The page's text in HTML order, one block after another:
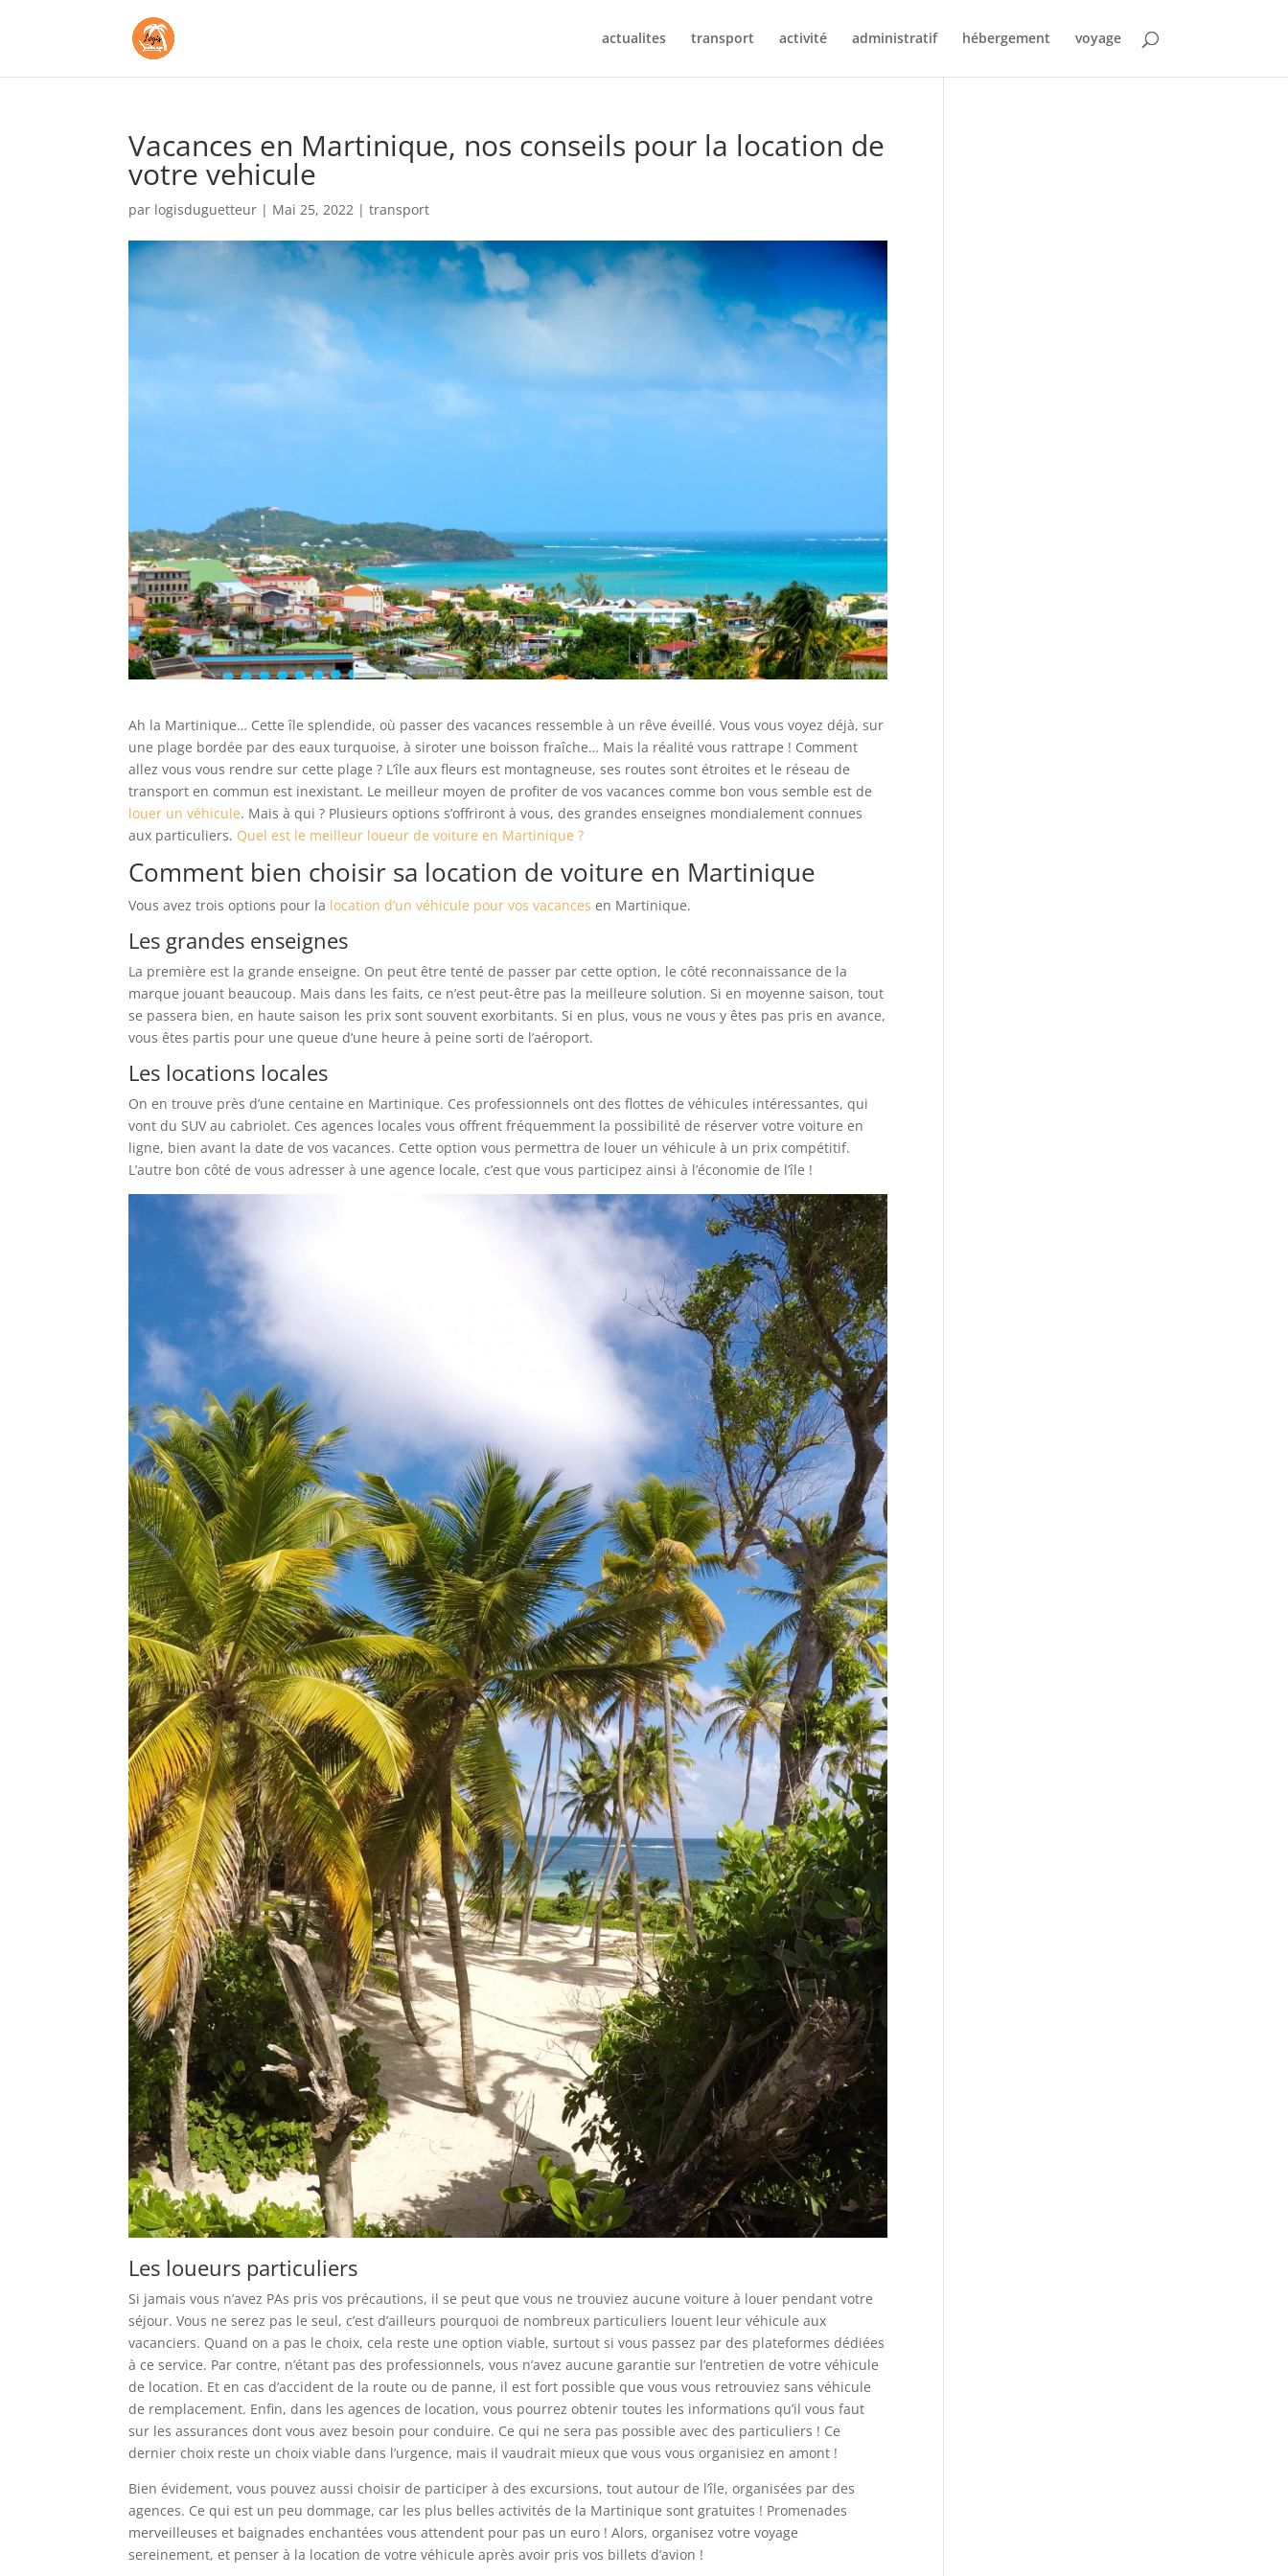
actualites transport activité administratif hébergement voyage
Vacances en Martinique, nos conseils pour la location de
votre vehicule
par logisduguetteur | Mai 25, 2022 |transport
Ah la Martinique… Cette île splendide, où passer des vacances ressemble à un rêve éveillé. Vous vous voyez déjà, sur
une plage bordée par des eaux turquoise, à siroter une boisson fraîche… Mais la réalité vous rattrape ! Comment
allez vous vous rendre sur cette plage ? L’île aux fleurs est montagneuse, ses routes sont étroites et le réseau de
transport en commun est inexistant. Le meilleur moyen de profiter de vos vacances comme bon vous semble est de
louer un véhicule. Mais à qui ? Plusieurs options s’offriront à vous, des grandes enseignes mondialement connues
aux particuliers. Quel est le meilleur loueur de voiture en Martinique ?
Comment bien choisir sa location de voiture en Martinique
Vous avez trois options pour la location d’un véhicule pour vos vacances en Martinique.
Les grandes enseignes
La première est la grande enseigne. On peut être tenté de passer par cette option, le côté reconnaissance de la
marque jouant beaucoup. Mais dans les faits, ce n’est peut-être pas la meilleure solution. Si en moyenne saison, tout
se passera bien, en haute saison les prix sont souvent exorbitants. Si en plus, vous ne vous y êtes pas pris en avance,
vous êtes partis pour une queue d’une heure à peine sorti de l’aéroport.
Les locations locales
On en trouve près d’une centaine en Martinique. Ces professionnels ont des flottes de véhicules intéressantes, qui
vont du SUV au cabriolet. Ces agences locales vous offrent fréquemment la possibilité de réserver votre voiture en
ligne, bien avant la date de vos vacances. Cette option vous permettra de louer un véhicule à un prix compétitif.
L’autre bon côté de vous adresser à une agence locale, c’est que vous participez ainsi à l’économie de l’île !
Les loueurs particuliers
Si jamais vous n’avez PAs pris vos précautions, il se peut que vous ne trouviez aucune voiture à louer pendant votre
séjour. Vous ne serez pas le seul, c’est d’ailleurs pourquoi de nombreux particuliers louent leur véhicule aux
vacanciers. Quand on a pas le choix, cela reste une option viable, surtout si vous passez par des plateformes dédiées
à ce service. Par contre, n’étant pas des professionnels, vous n’avez aucune garantie sur l’entretien de votre véhicule
de location. Et en cas d’accident de la route ou de panne, il est fort possible que vous vous retrouviez sans véhicule
de remplacement. Enfin, dans les agences de location, vous pourrez obtenir toutes les informations qu’il vous faut
sur les assurances dont vous avez besoin pour conduire. Ce qui ne sera pas possible avec des particuliers ! Ce
dernier choix reste un choix viable dans l’urgence, mais il vaudrait mieux que vous vous organisiez en amont !
Bien évidement, vous pouvez aussi choisir de participer à des excursions, tout autour de l’île, organisées par des
agences. Ce qui est un peu dommage, car les plus belles activités de la Martinique sont gratuites ! Promenades
merveilleuses et baignades enchantées vous attendent pour pas un euro ! Alors, organisez votre voyage
sereinement, et penser à la location de votre véhicule après avoir pris vos billets d’avion !